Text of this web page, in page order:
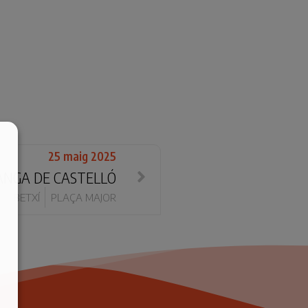
25 maig 2025
DE CASTELLÓ
BETXÍ PLAÇA MAJOR